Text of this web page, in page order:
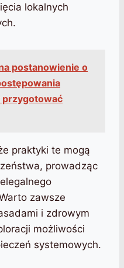
lokalnych
postanowienie o
przygotować
praktyki te mogą
prowadząc
zawsze
i zdrowym
możliwości
systemowych.